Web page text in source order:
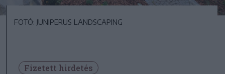
FOTÓ: JUNIPERUS LANDSCAPING
Fizetett hirdetés